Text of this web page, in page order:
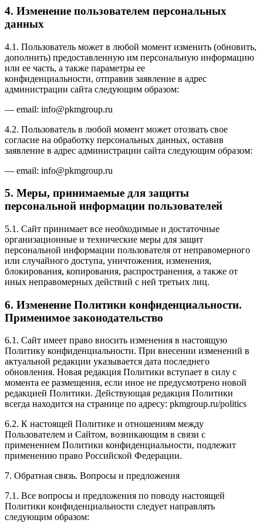
4. Изменение пользователем персональных
данных
4.1. Пользователь может в любой момент изменить (обновить,
дополнить) предоставленную им персональную информацию
или ее часть, а также параметры ее
конфиденциальности, отправив заявление в адрес
администрации сайта следующим образом:
— email: info@pkmgroup.ru
4.2. Пользователь в любой момент может отозвать свое
согласие на обработку персональных данных, оставив
заявление в адрес администрации сайта следующим образом:
— email: info@pkmgroup.ru
5. Меры, принимаемые для защиты
персональной информации пользователей
5.1. Сайт принимает все необходимые и достаточные
организационные и технические меры для защит
персональной информации пользователя от неправомерного
или случайного доступа, уничтожения, изменения,
блокирования, копирования, распространения, а также от
иных неправомерных действий с ней третьих лиц.
6. Изменение Политики конфиденциальности.
Применимое законодательство
6.1. Сайт имеет право вносить изменения в настоящую
Политику конфиденциальности. При внесении изменений в
актуальной редакции указывается дата последнего
обновления. Новая редакция Политики вступает в силу с
момента ее размещения, если иное не предусмотрено новой
редакцией Политики. Действующая редакция Политики
всегда находится на странице по адресу: pkmgroup.ru/politics
6.2. К настоящей Политике и отношениям между
Пользователем и Сайтом, возникающим в связи с
применением Политики конфиденциальности, подлежит
применению право Российской Федерации.
7. Обратная связь. Вопросы и предложения
7.1. Все вопросы и предложения по поводу настоящей
Политики конфиденциальности следует направлять
следующим образом: